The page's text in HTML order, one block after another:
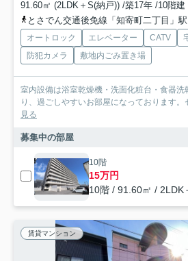
91.60㎡ (2LDK＋S(納戸)) /築17年 /10階建
とさでん交通後免線「知寄町二丁目」
オートロック エレベーター CATV
防犯カメラ
敷地内ごみ置き場
室内設備は浴室乾燥機・洗面化粧台・食器洗
り、過ごしやすいお部屋になっております。
見る
募集中の部屋
10階
15万円
10階 / 91.60㎡ / 2LDK
賃貸マンション